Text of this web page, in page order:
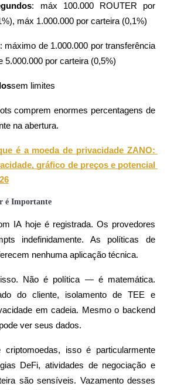
: máx 100.000 ROUTER por
máx 1.000.000 por carteira (0,1%)
: máximo de 1.000.000 por transferência
5.000.000 por carteira (0,5%)
sem limites
comprem enormes percentagens de
na abertura.
é a moeda de privacidade ZANO:
gráfico de preços e potencial
é Importante
IA hoje é registrada. Os provedores
indefinidamente. As políticas de
nenhuma aplicação técnica.
Não é política — é matemática.
do cliente, isolamento de TEE e
em cadeia. Mesmo o backend
ver seus dados.
criptomoedas, isso é particularmente
DeFi, atividades de negociação e
são sensíveis. Vazamento desses